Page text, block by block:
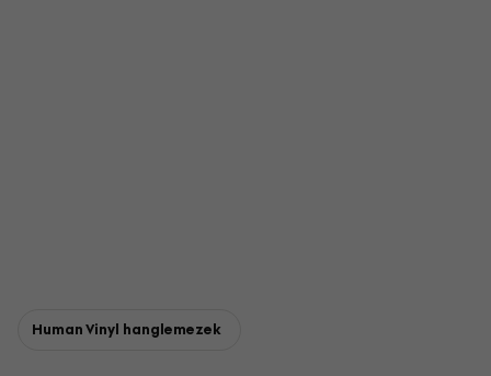
Human Vinyl hanglemezek